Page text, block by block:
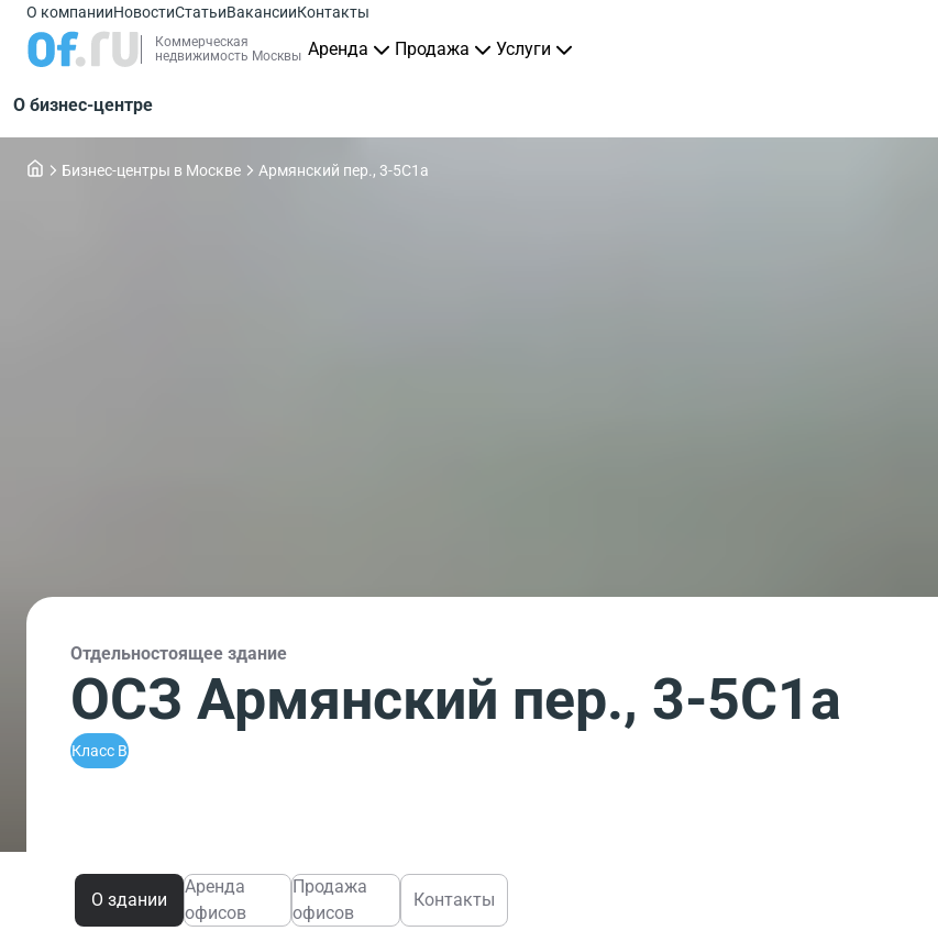
О компанииНовостиСтатьиВакансииКонтакты
Коммерческая
недвижимость Москвы Аренда Продажа Услуги
О бизнес-центре
Бизнес-центры в Москве Армянский пер., 3-5С1а
Отдельностоящее здание
ОСЗ Армянский пер., 3-5С1а
Класс B
О здании
Аренда
офисов
Продажа
офисов
Контакты